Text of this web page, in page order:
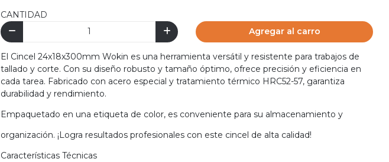
CANTIDAD
Agregar al carro
El Cincel 24x18x300mm Wokin es una herramienta versátil y resistente para trabajos de
tallado y corte. Con su diseño robusto y tamaño óptimo, ofrece precisión y eficiencia en
cada tarea. Fabricado con acero especial y tratamiento térmico HRC52-57, garantiza
durabilidad y rendimiento.
Empaquetado en una etiqueta de color, es conveniente para su almacenamiento y
organización. ¡Logra resultados profesionales con este cincel de alta calidad!
Características Técnicas